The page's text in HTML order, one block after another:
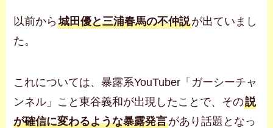
以前から城田優と三浦春馬の不仲説が出ていまし
た。
これについては、暴露系YouTuber「ガーシーチャ
ンネル」こと東谷義和が出現したことで、その説
が確信に変わるような暴露発言があり話題となっ